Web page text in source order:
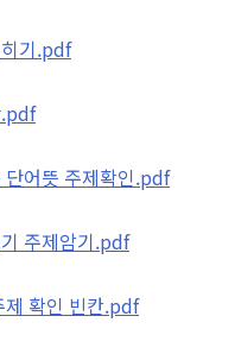
기.pdf
.pdf
어뜻 주제확인.pdf
주제암기.pdf
제 확인 빈칸.pdf